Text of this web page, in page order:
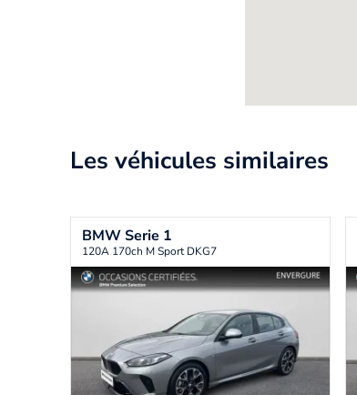
Les véhicules similaires
BMWSerie 1
120A 170ch M Sport DKG7